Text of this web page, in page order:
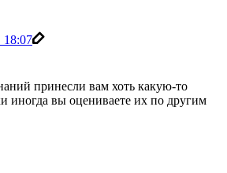
18:07
принесли вам хоть какую-то
иногда вы оцениваете их по другим